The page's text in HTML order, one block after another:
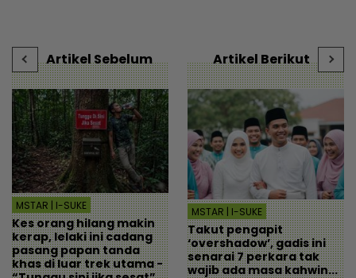
Artikel Sebelum
MSTAR | I-SUKE
Kes orang hilang makin
kerap, lelaki ini cadang
pasang papan tanda
khas di luar trek utama -
Artikel Berikut
MSTAR | I-SUKE
Takut pengapit
‘overshadow’, gadis ini
senarai 7 perkara tak
wajib ada masa kahwin...